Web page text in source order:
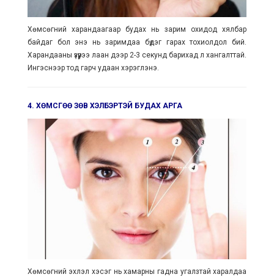
Хөмсөгний харандаагаар будах нь зарим охидод хялбар
байдаг бол энэ нь заримдаа бүдэг гарах тохиолдол бий.
Харандааны үзүүрээ лаан дээр 2-3 секунд барихад л хангалттай.
Ингэснээр тод гарч удаан хэрэглэнэ.
4. ХӨМСГӨӨ ЗӨВ ХЭЛБЭРТЭЙ БУДАХ АРГА
Хөмсөгний эхлэл хэсэг нь хамарны гадна угалзтай харалдаа